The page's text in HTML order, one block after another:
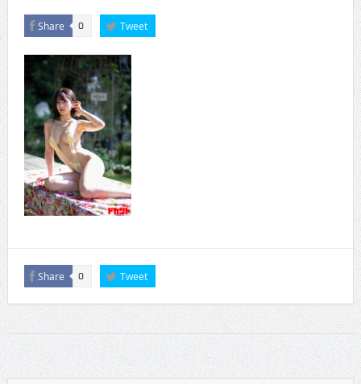
Share 0 Tweet
Share 0 Tweet